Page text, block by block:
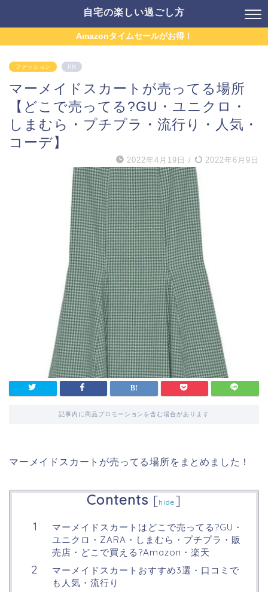
自宅の楽しい過ごし方
Amazonタイムセールがお得！
ファッション PR
マーメイドスカートが売ってる場所
【どこで売ってる?GU・ユニクロ・
しまむら・プチプラ・流行り・人気・
コーデ】
2022年4月19日 / 2022年6月9日
記事内に商品プロモーションを含む場合があります
マーメイドスカートが売ってる場所をまとめました！
Contents [hide ]
マーメイドスカートはどこで売ってる?GU・
ユニクロ・ZARA・しまむら・プチプラ・販
売店・どこで買える?Amazon・楽天
マーメイドスカートおすすめ3選・口コミで
も人気・流行り